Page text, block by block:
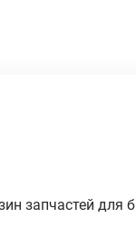
запчастей для